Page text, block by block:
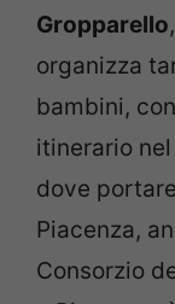
Gropparello
organizza
bambini,
itinerario nel
dove
Piacenza,
Consorzio